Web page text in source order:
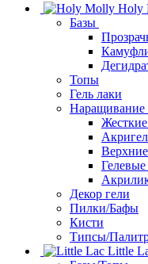
Holy
Базы
Топы
Гель лаки
Наращивание
Декор гели
Пилки/Бафы
Кисти
Типсы/
Little